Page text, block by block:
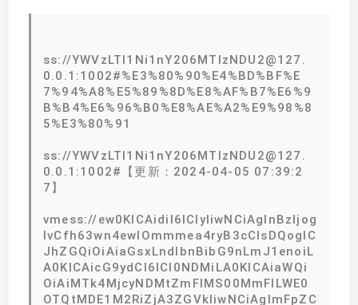
ss://YWVzLTI1Ni1nY206MTIzNDU2@127.
0.0.1:1002#%E3%80%90%E4%BD%BF%E
7%94%A8%E5%89%8D%E8%AF%B7%E6%9
B%B4%E6%96%B0%E8%AE%A2%E9%98%8
5%E3%80%91
ss://YWVzLTI1Ni1nY206MTIzNDU2@127.
0.0.1:1002#【更新：2024-04-05 07:39:2
7】
vmess://ew0KICAidiI6ICIyIiwNCiAgInBzIjog
IvCfh63wn4ewIOmmmea4ryB3cCIsDQogIC
JhZGQiOiAiaGsxLndlbnBibG9nLmJ1enoiL
A0KICAicG9ydCI6ICI0NDMiLA0KICAiaWQi
OiAiMTk4MjcyNDMtZmFlMS00MmFlLWE0
OTQtMDE1M2RiZjA3ZGVkIiwNCiAgImFpZC